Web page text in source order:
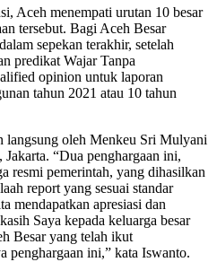
Aceh menempati urutan 10 besar
tersebut. Bagi Aceh Besar
sepekan terakhir, setelah
predikat Wajar Tanpa
opinion untuk laporan
tahun 2021 atau 10 tahun
langsung oleh Menkeu Sri Mulyani
“Dua penghargaan ini,
resmi pemerintah, yang dihasilkan
report yang sesuai standar
mendapatkan apresiasi dan
Saya kepada keluarga besar
Besar yang telah ikut
penghargaan ini,” kata Iswanto.